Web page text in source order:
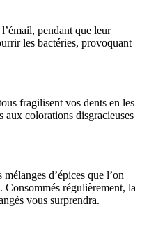
pendant que leur
les bactéries, provoquant
fragilisent vos dents en les
aux colorations disgracieuses
mélanges d’épices que l’on
Consommés régulièrement, la
vous surprendra.